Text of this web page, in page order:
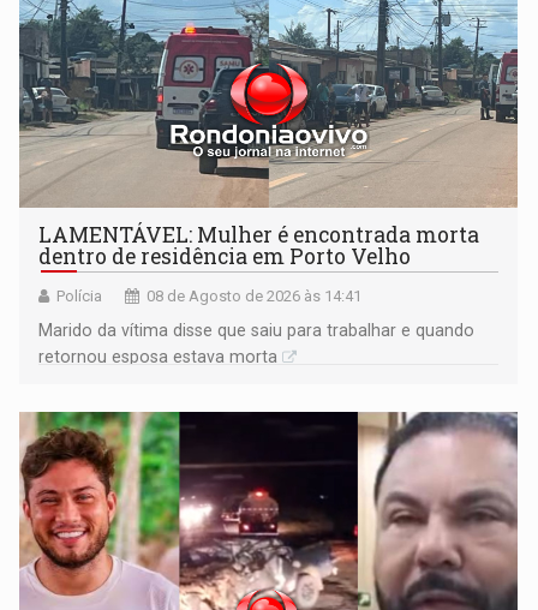
LAMENTÁVEL: Mulher é encontrada morta
dentro de residência em Porto Velho
Polícia 08 de Agosto de 2026 às 14:41
Marido da vítima disse que saiu para trabalhar e quando
retornou esposa estava morta